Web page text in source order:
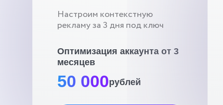
Настроим контекстную
рекламу за 3 дня под ключ
Оптимизация аккаунта от 3
месяцев
50 000рублей